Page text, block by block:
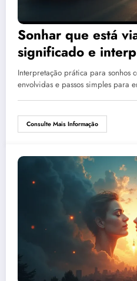
Sonhar que está
significado e
Interpretação prática para sonhos
envolvidas e passos simples para
Consulte Mais Informação